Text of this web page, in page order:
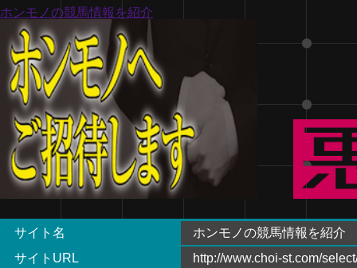
ホンモノの競馬情報を紹介
サイト名
ホンモノの競馬情報を紹介
サイトURL
http://www.choi-st.com/